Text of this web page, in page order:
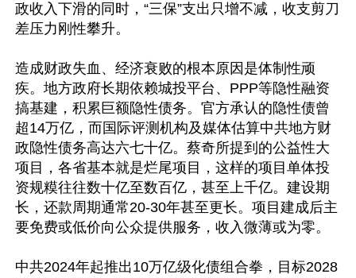
政收入下滑的同时，“三保”支出只增不减，收支剪刀
差压力刚性攀升。
造成财政失血、经济衰败的根本原因是体制性顽
疾。地方政府长期依赖城投平台、PPP等隐性融资
搞基建，积累巨额隐性债务。官方承认的隐性债曾
超14万亿，而国际评测机构及媒体估算中共地方财
政隐性债务高达六七十亿。蔡奇所提到的公益性大
项目，各省基本就是烂尾项目，这样的项目单体投
资规糢往往数十亿至数百亿，甚至上千亿。建设期
长，还款周期通常20-30年甚至更长。项目建成后主
要免费或低价向公众提供服务，收入微薄或为零。
中共2024年起推出10万亿级化债组合拳，目标2028